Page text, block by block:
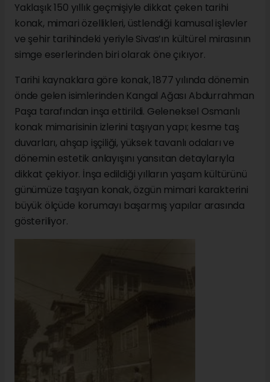
Yaklaşık 150 yıllık geçmişiyle dikkat çeken tarihi
konak, mimari özellikleri, üstlendiği kamusal işlevler
ve şehir tarihindeki yeriyle Sivas’ın kültürel mirasının
simge eserlerinden biri olarak öne çıkıyor.
Tarihi kaynaklara göre konak, 1877 yılında dönemin
önde gelen isimlerinden Kangal Ağası Abdurrahman
Paşa tarafından inşa ettirildi. Geleneksel Osmanlı
konak mimarisinin izlerini taşıyan yapı; kesme taş
duvarları, ahşap işçiliği, yüksek tavanlı odaları ve
dönemin estetik anlayışını yansıtan detaylarıyla
dikkat çekiyor. İnşa edildiği yılların yaşam kültürünü
günümüze taşıyan konak, özgün mimari karakterini
büyük ölçüde korumayı başarmış yapılar arasında
gösteriliyor.